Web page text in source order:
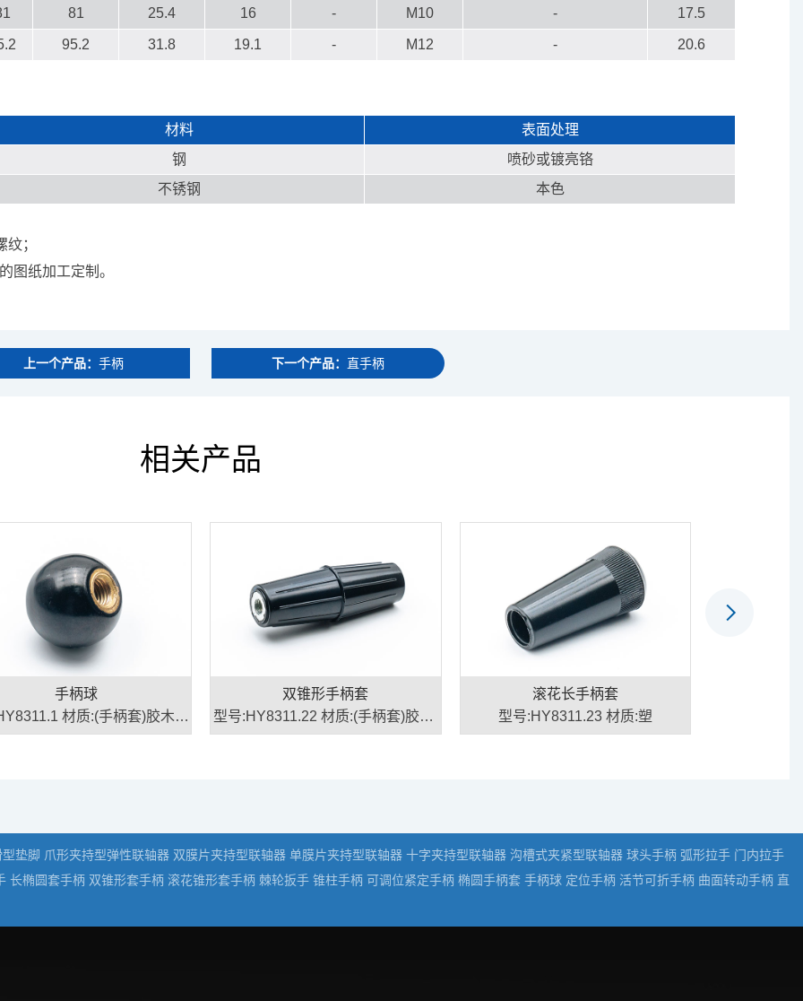
81 25.4 16 - M10 - 17.5
95.2 31.8 19.1 - M12 - 20.6
材料
表面处理
钢
喷砂或镀亮铬
不锈钢
本色
；
图纸加工定制。
上一个产品： 手柄 下一个产品： 直手柄
相关产品
双锥形手柄套
型号:HY8311.22 材质:(手柄套)胶木/
塑、(嵌件)钢
滚花长手柄套
型号:HY8311.23 材质:塑
椭圆长手柄套
型号:HY8311.24 材质:胶木
垫脚 爪形夹持型弹性联轴器 双膜片夹持型联轴器 单膜片夹持型联轴器 十字夹持型联轴器 沟槽式夹紧型联轴器 球头手柄 弧形拉手 门内拉手
长椭圆套手柄 双锥形套手柄 滚花锥形套手柄 棘轮扳手 锥柱手柄 可调位紧定手柄 椭圆手柄套 手柄球 定位手柄 活节可折手柄 曲面转动手柄 直